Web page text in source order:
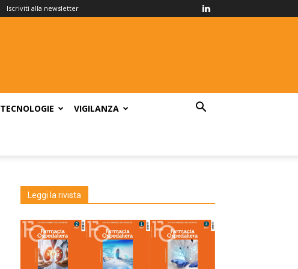
Iscriviti alla newsletter
TECNOLOGIE VIGILANZA
Leggi la rivista